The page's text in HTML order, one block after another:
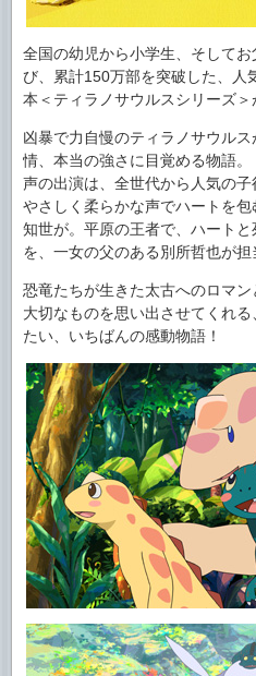
全国の幼児から小学生、そして
び、累計150万部を突破した、人
本＜ティラノサウルスシリーズ＞
凶暴で力自慢のティラノサウル
情、本当の強さに目覚める物語。
声の出演は、全世代から人気の子
やさしく柔らかな声でハートを
知世が。平原の王者で、ハート
を、一女の父のある別所哲也が担
恐竜たちが生きた太古へのロマ
大切なものを思い出させてくれ
たい、いちばんの感動物語！